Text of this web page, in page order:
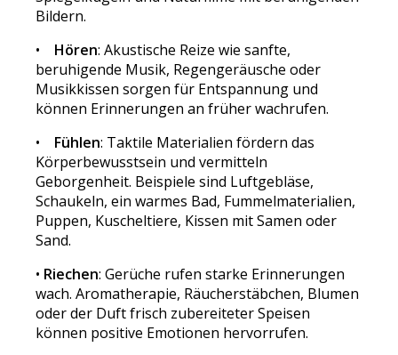
Bildern.
• Hören: Akustische Reize wie sanfte,
beruhigende Musik, Regengeräusche oder
Musikkissen sorgen für Entspannung und
können Erinnerungen an früher wachrufen.
• Fühlen: Taktile Materialien fördern das
Körperbewusstsein und vermitteln
Geborgenheit. Beispiele sind Luftgebläse,
Schaukeln, ein warmes Bad, Fummelmaterialien,
Puppen, Kuscheltiere, Kissen mit Samen oder
Sand.
• Riechen: Gerüche rufen starke Erinnerungen
wach. Aromatherapie, Räucherstäbchen, Blumen
oder der Duft frisch zubereiteter Speisen
können positive Emotionen hervorrufen.